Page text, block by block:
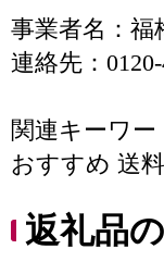
事業者名：福
連絡先：
関連キーワ
おすすめ 送
返礼品